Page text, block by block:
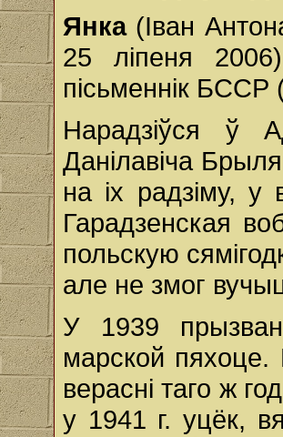
Янка (Іван
25 ліпеня
пісьменнік БССР
Нарадзіўся ў
Данілавіча
на іх радзіму, у
Гарадзенская
польскую
але не змог
У 1939
марской пяхоце.
верасні таго ж
у 1941 г. уцёк,